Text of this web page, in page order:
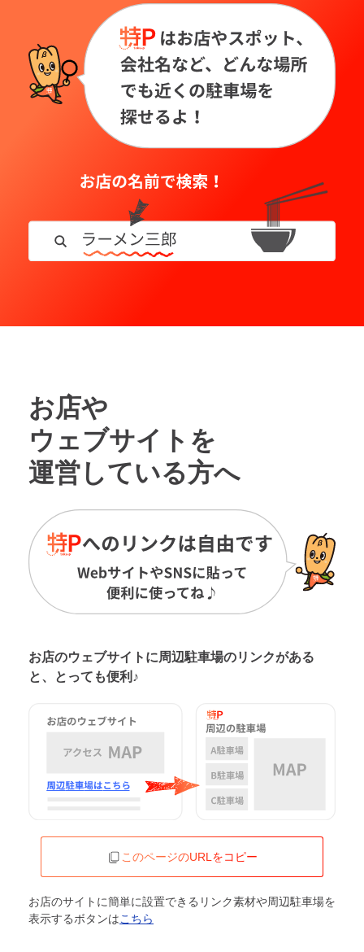
お店や
ウェブサイトを
運営している方へ
お店のウェブサイトに周辺駐車場のリンクがある
と、とっても便利♪
このページのURLをコピー
お店のサイトに簡単に設置できるリンク素材や周辺駐車場を
表示するボタンはこちら